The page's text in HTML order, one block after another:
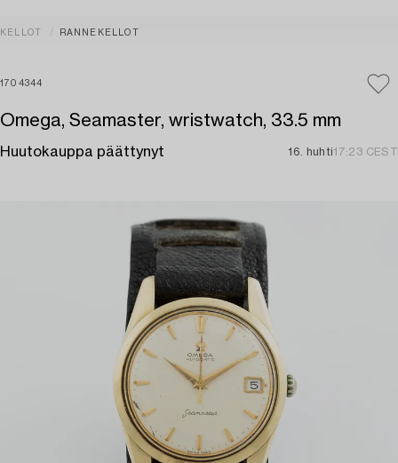
KELLOT RANNEKELLOT
1704344
Omega, Seamaster, wristwatch, 33.5 mm
Huutokauppa päättynyt 16. huhti17:23 CEST